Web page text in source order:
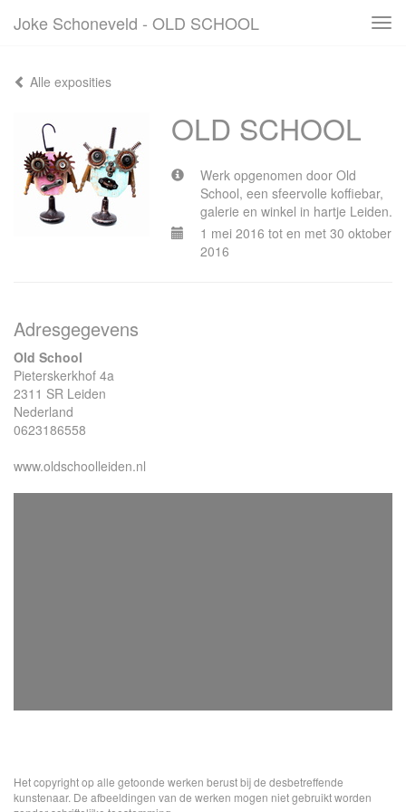
Joke Schoneveld - OLD SCHOOL
Alle exposities
OLD SCHOOL
Werk opgenomen door Old
School, een sfeervolle koffiebar,
galerie en winkel in hartje Leiden.
1 mei 2016 tot en met 30 oktober
2016
Adresgegevens
Old School
Pieterskerkhof 4a
2311 SR Leiden
Nederland
0623186558
www.oldschoolleiden.nl
Het copyright op alle getoonde werken berust bij de desbetreffende
kunstenaar. De afbeeldingen van de werken mogen niet gebruikt worden